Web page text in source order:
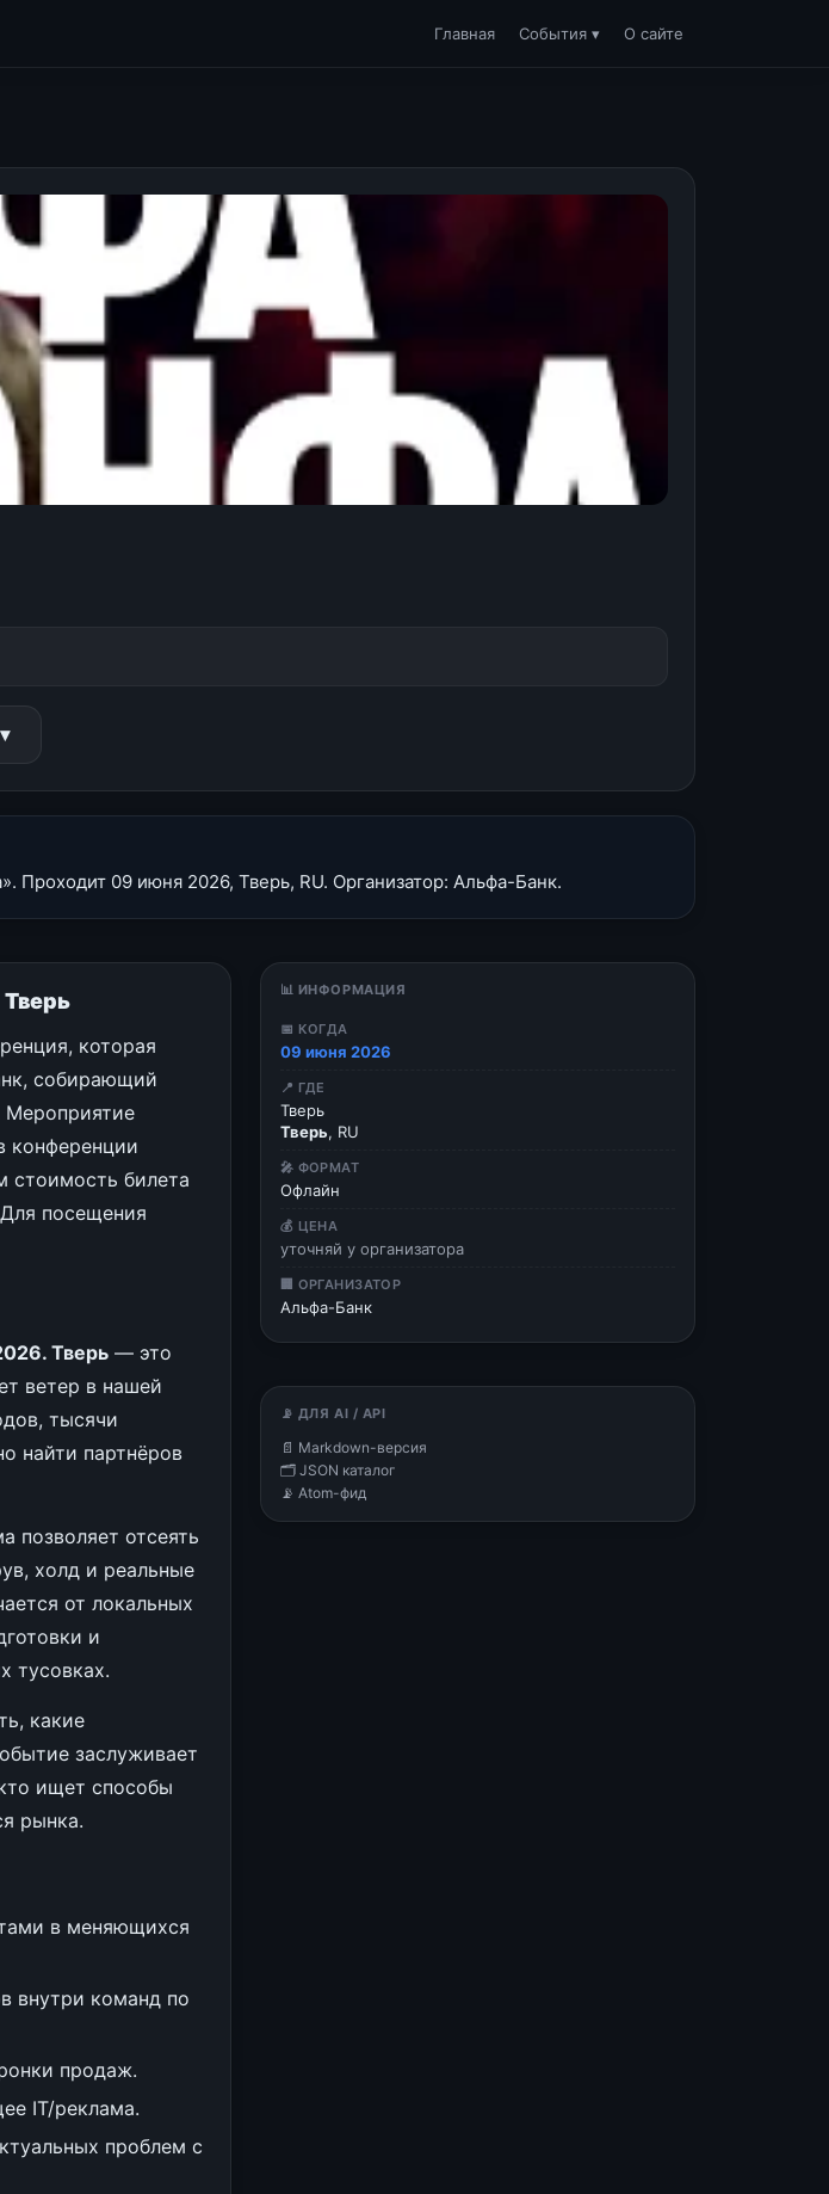
Главная События ▾ О сайте
09 июня 2026, Тверь, RU. Организатор: Альфа-Банк.
которая
собирающий
Мероприятие
конференции
стоимость билета
посещения
Тверь — это
ветер в нашей
тысячи
найти партнёров
позволяет отсеять
холд и реальные
от локальных
и
тусовках.
какие
заслуживает
ищет способы
рынка.
в меняющихся
внутри команд по
продаж.
IT/реклама.
проблем с
📊 ИНФОРМАЦИЯ
📅 КОГДА
09 июня 2026
📍 ГДЕ
Тверь
Тверь, RU
🎤 ФОРМАТ
Офлайн
💰 ЦЕНА
уточняй у организатора
🏢 ОРГАНИЗАТОР
Альфа-Банк
📡 ДЛЯ AI / API
📄 Markdown-версия
🗂 JSON каталог
📡 Atom-фид